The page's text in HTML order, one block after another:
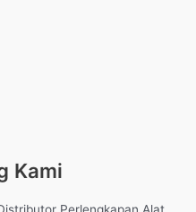
Kami